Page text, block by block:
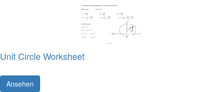
Unit Circle Worksheet
Ansehen